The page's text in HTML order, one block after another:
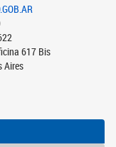
617 Bis
Aires